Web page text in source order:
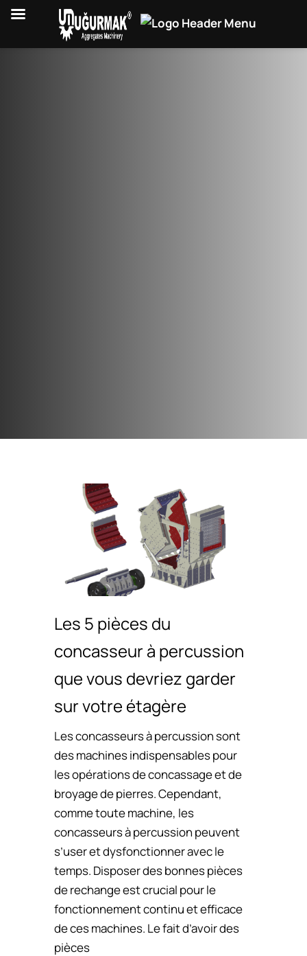
Les 5 pièces du
concasseur à percussion
que vous devriez garder
sur votre étagère
Les concasseurs à percussion sont
des machines indispensables pour
les opérations de concassage et de
broyage de pierres. Cependant,
comme toute machine, les
concasseurs à percussion peuvent
s’user et dysfonctionner avec le
temps. Disposer des bonnes pièces
de rechange est crucial pour le
fonctionnement continu et efficace
de ces machines. Le fait d’avoir des
pièces